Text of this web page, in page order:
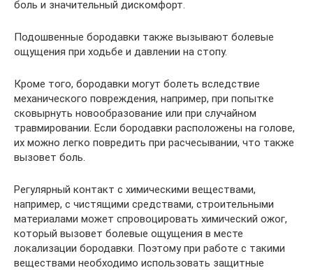
боль и значительный дискомфорт.
Подошвенные бородавки также вызывают болевые
ощущения при ходьбе и давлении на стопу.
Кроме того, бородавки могут болеть вследствие
механического повреждения, например, при попытке
сковырнуть новообразование или при случайном
травмировании. Если бородавки расположены на голове,
их можно легко повредить при расчесывании, что также
вызовет боль.
Регулярный контакт с химическими веществами,
например, с чистящими средствами, строительными
материалами может спровоцировать химический ожог,
который вызовет болевые ощущения в месте
локализации бородавки. Поэтому при работе с такими
веществами необходимо использовать защитные